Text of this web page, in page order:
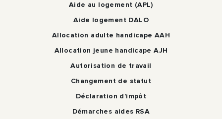
Aide au logement (APL)
Aide logement DALO
Allocation adulte handicape AAH
Allocation jeune handicape AJH
Autorisation de travail
Changement de statut
Déclaration d’impôt
Démarches aides RSA